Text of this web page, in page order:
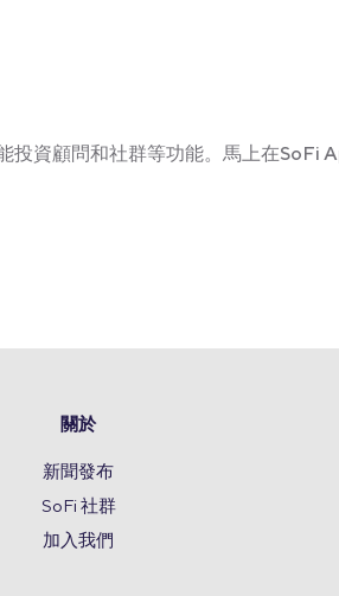
資顧問和社群等功能。馬上在SoFi
關於
新聞發布
SoFi 社群
加入我們